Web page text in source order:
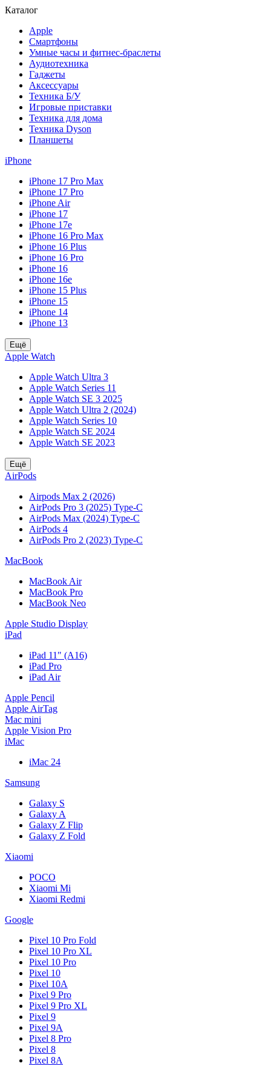
Каталог
Apple
Смартфоны
Умные часы и фитнес-браслеты
Аудиотехника
Гаджеты
Аксессуары
Техника Б/У
Игровые приставки
Техника для дома
Техника Dyson
Планшеты
iPhone
iPhone 17 Pro Max
iPhone 17 Pro
iPhone Air
iPhone 17
iPhone 17e
iPhone 16 Pro Max
iPhone 16 Plus
iPhone 16 Pro
iPhone 16
iPhone 16e
iPhone 15 Plus
iPhone 15
iPhone 14
iPhone 13
Ещё
Apple Watch
Apple Watch Ultra 3
Apple Watch Series 11
Apple Watch SE 3 2025
Apple Watch Ultra 2 (2024)
Apple Watch Series 10
Apple Watch SE 2024
Apple Watch SE 2023
Ещё
AirPods
Airpods Max 2 (2026)
AirPods Pro 3 (2025) Type-C
AirPods Max (2024) Type-C
AirPods 4
AirPods Pro 2 (2023) Type-C
MacBook
MacBook Air
MacBook Pro
MacBook Neo
Apple Studio Display
iPad
iPad 11" (A16)
iPad Pro
iPad Air
Apple Pencil
Apple AirTag
Mac mini
Apple Vision Pro
iMac
iMac 24
Samsung
Galaxy S
Galaxy A
Galaxy Z Flip
Galaxy Z Fold
Xiaomi
POCO
Xiaomi Mi
Xiaomi Redmi
Google
Pixel 10 Pro Fold
Pixel 10 Pro XL
Pixel 10 Pro
Pixel 10
Pixel 10A
Pixel 9 Pro
Pixel 9 Pro XL
Pixel 9
Pixel 9A
Pixel 8 Pro
Pixel 8
Pixel 8A